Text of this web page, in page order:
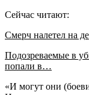
Сейчас читают:
Смерч налетел на
Подозреваемые в
попали в…
«И могут они